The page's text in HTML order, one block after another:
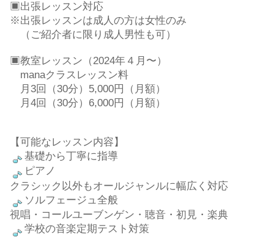
▣出張レッスン対応
※出張レッスンは成人の方は女性のみ
（ご紹介者に限り成人男性も可）
▣教室レッスン（2024年４月〜）
manaクラスレッスン料
月3回（30分）5,000円（月額）
月4回（30分）6,000円（月額）
【可能なレッスン内容】
基礎から丁寧に指導
ピアノ
クラシック以外もオールジャンルに幅広く対応
ソルフェージュ全般
視唱・コールユーブンゲン・聴音・初見・楽典
学校の音楽定期テスト対策